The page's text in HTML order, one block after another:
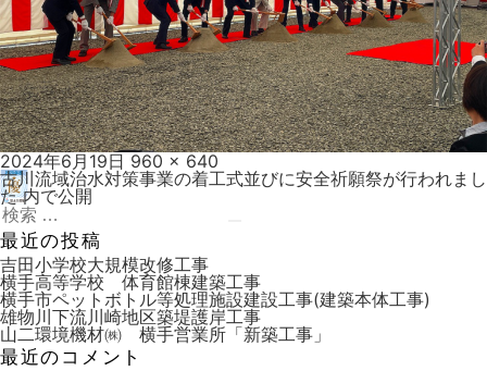
投
稿
日:
2024年6月19日 フ
ル
サ
960 × 640
投
稿
ナ
ビ
ゲ
ー
シ
古川流域治水対策事業の着工式並びに安全祈願祭が行われまし
た 内で公開
検
索:
最近の投稿
吉田小学校大規模改修工事
横手高等学校 体育館棟建築工事
横手市ペットボトル等処理施設建設工事(建築本体工事)
雄物川下流川崎地区築堤護岸工事
山二環境機材㈱ 横手営業所「新築工事」
最近のコメント